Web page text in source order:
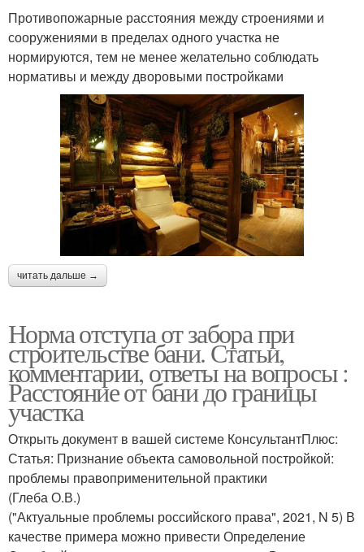
Противопожарные расстояния между строениями и
сооружениями в пределах одного участка не
нормируются, тем не менее желательно соблюдать
нормативы и между дворовыми постройками
читать дальше →
Норма отступа от забора при
строительстве бани. Статьи,
комментарии, ответы на вопросы :
Расстояние от бани до границы
участка
Открыть документ в вашей системе КонсультантПлюс:
Статья: Признание объекта самовольной постройкой:
проблемы правоприменительной практики
(Глеба О.В.)
("Актуальные проблемы российского права", 2021, N 5) В
качестве примера можно привести Определение